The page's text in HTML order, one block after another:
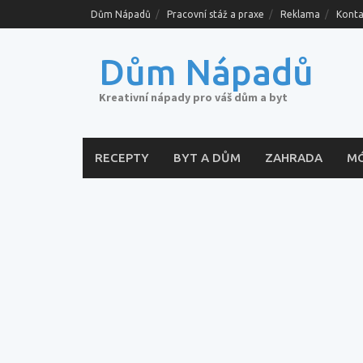
to
Dům Nápadů Pracovní stáž a praxe Reklama
Dům Nápadů
Kreativní nápady pro váš dům a byt
RECEPTY BYT A DŮM ZAHRADA